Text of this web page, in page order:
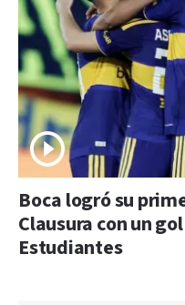
Boca logró su
Clausura con un
Estudiantes